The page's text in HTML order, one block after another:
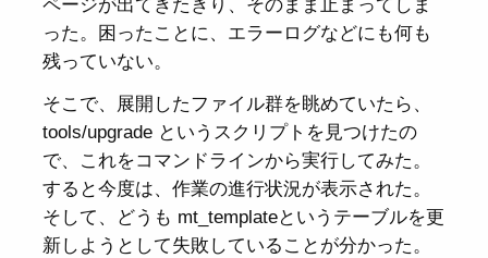
ページが出てきたきり、そのまま止まってしま
った。困ったことに、エラーログなどにも何も
残っていない。
そこで、展開したファイル群を眺めていたら、
tools/upgrade というスクリプトを見つけたの
で、これをコマンドラインから実行してみた。
すると今度は、作業の進行状況が表示された。
そして、どうも mt_templateというテーブルを更
新しようとして失敗していることが分かった。